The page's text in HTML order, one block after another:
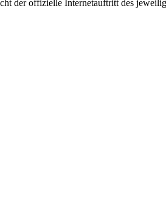
der offizielle Internetauftritt des